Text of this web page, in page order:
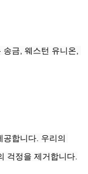
금, 웨스턴 유니온,
합니다. 우리의
걱정을 제거합니다.